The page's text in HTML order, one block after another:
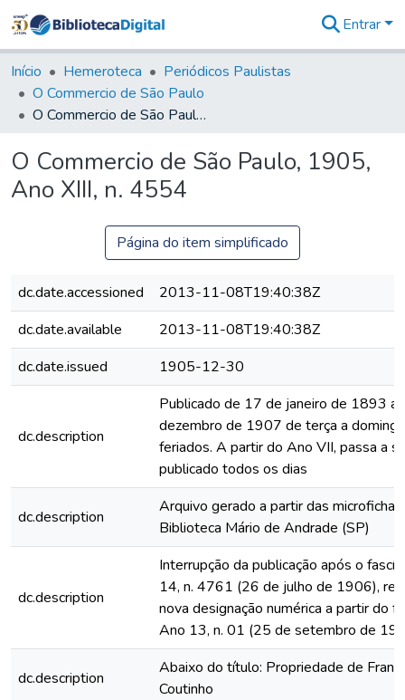
&
Coleções
Tudo na
Biblioteca
Estatísticas
Entrar
Início Hemeroteca
Periódicos Paulistas
O Commercio de São Paulo
O Commercio de São Paulo, 1905, Ano XIII, n. 4554
O Commercio de São Paulo, 1905,
Ano XIII, n. 4554
Página do item simplificado
dc.date.accessioned
2013-11-08T19:40:38Z
dc.date.available
2013-11-08T19:40:38Z
dc.date.issued
1905-12-30
dc.description
Publicado de 17 de janeiro de 1893 a
dezembro de 1907 de terça a
feriados. A partir do Ano VII, passa a
publicado todos os dias
dc.description
Arquivo gerado a partir das
Biblioteca Mário de Andrade (SP)
dc.description
Interrupção da publicação após o
14, n. 4761 (26 de julho de 1906),
nova designação numérica a partir do
Ano 13, n. 01 (25 de setembro de
dc.description
Abaixo do título: Propriedade de
Coutinho